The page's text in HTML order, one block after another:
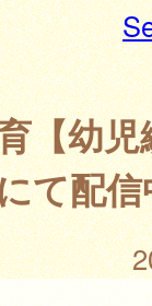
【幼
て配